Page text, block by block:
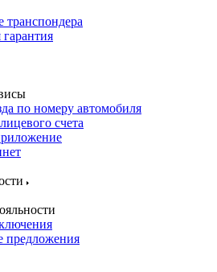
по номеру автомобиля
счета
предложения